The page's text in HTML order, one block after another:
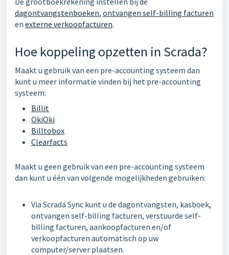
dagontvangstenboeken, ontvangen self-billing facturen
en externe verkoopfacturen.
Hoe koppeling opzetten in Scrada?
Maakt u gebruik van een pre-accounting systeem dan
kunt u meer informatie vinden bij het pre-accounting
systeem:
Billit
OkiOki
Billtobox
Clearfacts
Maakt u geen gebruik van een pre-accounting systeem
dan kunt u één van volgende mogelijkheden gebruiken:
Via Scrada Sync kunt u de dagontvangsten, kasboek,
ontvangen self-billing facturen, verstuurde self-
billing facturen, aankoopfacturen en/of
verkoopfacturen automatisch op uw
computer/server plaatsen.